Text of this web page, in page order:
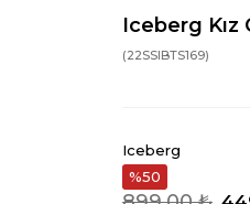
Iceberg
(22SSIBTS169)
Iceberg
50